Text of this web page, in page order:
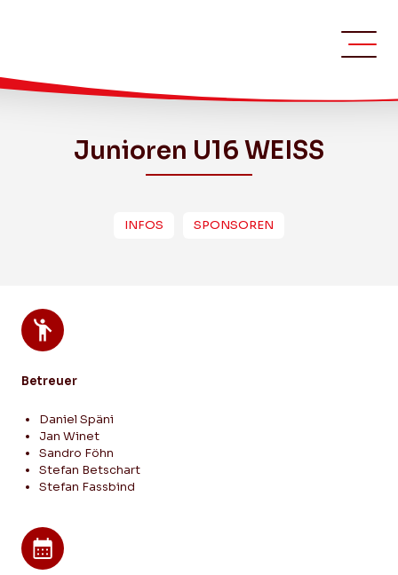
Junioren U16 WEISS
INFOS SPONSOREN
Betreuer
Daniel Späni
Jan Winet
Sandro Föhn
Stefan Betschart
Stefan Fassbind